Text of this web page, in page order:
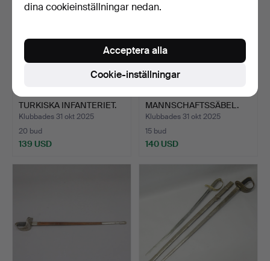
TURKISKA INFANTERIET.
Klubbades 31 okt 2025
20 bud
139 USD
MANNSCHAFTSSÄBEL.
MODELL 189. E…
Klubbades 31 okt 2025
15 bud
140 USD
dina cookieinställningar nedan.
Cookie-inställningar
Acceptera alla